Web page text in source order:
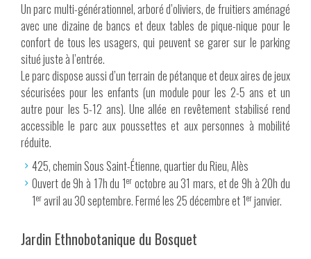
Un parc multi-générationnel, arboré d’oliviers, de fruitiers aménagé
avec une dizaine de bancs et deux tables de pique-nique pour le
confort de tous les usagers, qui peuvent se garer sur le parking
situé juste à l’entrée.
Le parc dispose aussi d’un terrain de pétanque et deux aires de jeux
sécurisées pour les enfants (un module pour les 2-5 ans et un
autre pour les 5-12 ans). Une allée en revêtement stabilisé rend
accessible le parc aux poussettes et aux personnes à mobilité
réduite.
425, chemin Sous Saint-Étienne, quartier du Rieu, Alès
Ouvert de 9h à 17h du 1er octobre au 31 mars, et de 9h à 20h du
1er avril au 30 septembre. Fermé les 25 décembre et 1erjanvier.
Jardin Ethnobotanique du Bosquet